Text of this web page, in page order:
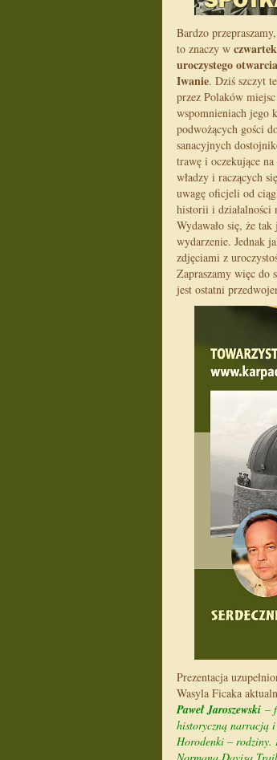
Bardzo
to znaczy w
uroczystego
Iwanie. Dziś szczyt
przez Polaków
wspomnieniach jego
podwożących gości
sanacyjnych
trawę i oczekujące
władzy i raczących
uwagę oficjeli od
historii i działalności
Wydawało się, że
wydarzenie. Jednak
zdjęciami z
Zapraszamy więc do
jest ostatni
Prezentacja
Wasyla Ficaka
Paweł Jaroszewski –
historyczną narracją
Horodenki – rodziny.